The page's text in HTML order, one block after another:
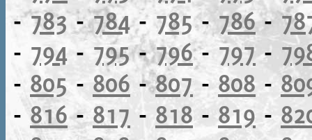
-783-784- 785-786-
- 794 - 795-796- 797-
- 805- 806 -807-808 -
-816-817 - 818- 819 -